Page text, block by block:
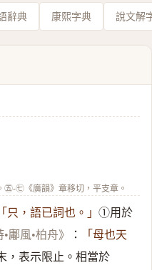
辭典 康熙字典 說文解
-㊆《廣韻》章移切，平支章。
「只，語已詞也。」 ①用於
•鄘風•柏舟》 ：
「母也天
，表示限止。相當於